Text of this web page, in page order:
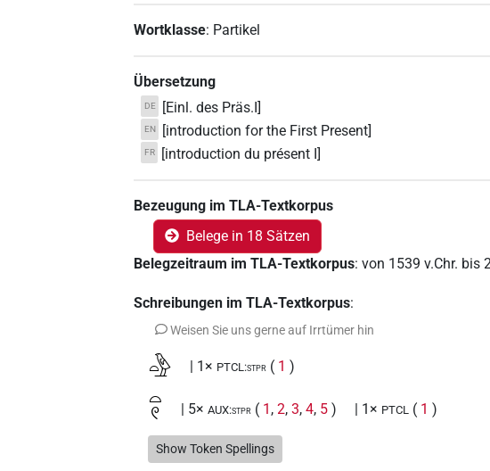
Wortklasse: Partikel
Übersetzung
DE [Einl. des Präs.I]
EN [introduction for the First Present]
FR [introduction du présent I]
Bezeugung im TLA-Textkorpus
Belege in 18 Sätzen
Belegzeitraum im TLA-Textkorpus:von 1539 v.Chr. bis
Schreibungen im TLA-Textkorpus:
Weisen Sie uns gerne auf Irrtümer hin
𓏏𓅱 | 1× PTCL:stpr ( 1 )
𓏏𓏲 | 5× AUX:stpr ( 1 ,2,3,4, 5 ) | 1× PTCL ( 1 )
𓏏𓏲𓁐 | 1× PTCL (1)
Show Token Spellings